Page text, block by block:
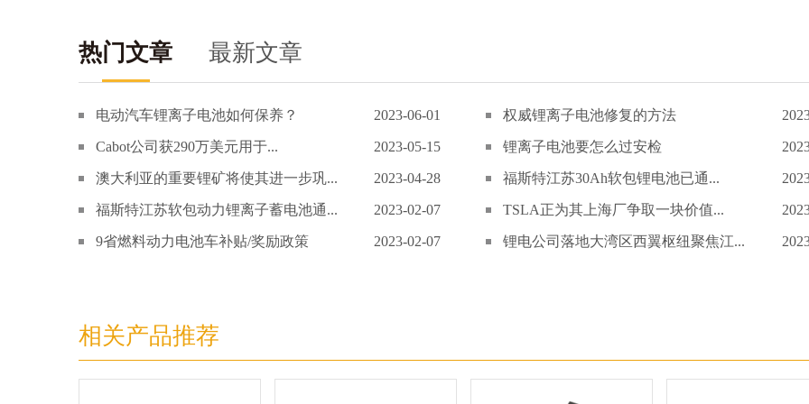
热门文章 最新文章
电动汽车锂离子电池如何保养？ 2023-06-01 权威锂离子电池修复的方法
Cabot公司获290万美元用于... 2023-05-15 锂离子电池要怎么过安检
澳大利亚的重要锂矿将使其进一步巩... 2023-04-28 福斯特江苏30Ah软包锂电池已通...
福斯特江苏软包动力锂离子蓄电池通... 2023-02-07 TSLA正为其上海厂争取一块价值...
9省燃料动力电池车补贴/奖励政策 2023-02-07 锂电公司落地大湾区西翼枢纽聚焦江...
相关产品推荐